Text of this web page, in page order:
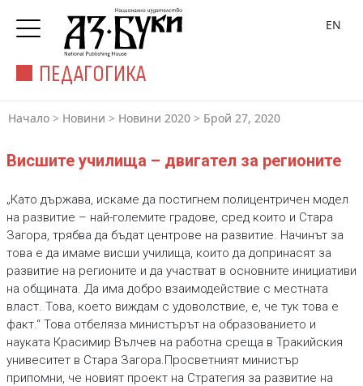
ПЕДАГОГИКА
EN
Начало > Новини > Новини 2020 > Брой 27, 2020
Висшите училища – двигател за регионите
„Като държава, искаме да постигнем полицентричен модел
на развитие – най-големите градове, сред които и Стара
Загора, трябва да бъдат центрове на развитие. Начинът за
това е да имаме висши училища, които да допринасят за
развитие на регионите и да участват в основните инициативи
на общината. Да има добро взаимодействие с местната
власт. Това, което виждам с удоволствие, е, че тук това е
факт.“ Това отбеляза министърът на образованието и
науката Красимир Вълчев на работна среща в Тракийския
унивеситет в Стара Загора.Просветният министър
припомни, че новият проект на Стратегия за развитие на